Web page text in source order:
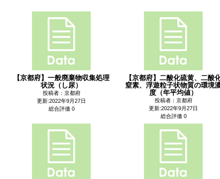
【京都府】一般廃棄物収集処理
状況（し尿）
投稿者：京都府
更新:2022年9月27日
総合評価 0
【京都府】二酸化硫黄、二酸
窒素、浮遊粒子状物質の環境
度（年平均値）
投稿者：京都府
更新:2022年9月27日
総合評価 0